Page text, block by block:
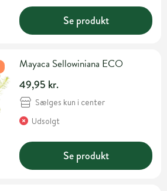
Se produkt
Mayaca Sellowiniana ECO
49,95 kr.
Sælges kun i center
Udsolgt
Se produkt